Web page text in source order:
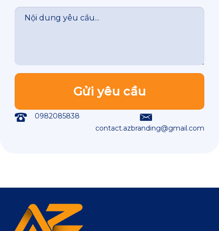
0982085838
contact.azbranding@gmail.com